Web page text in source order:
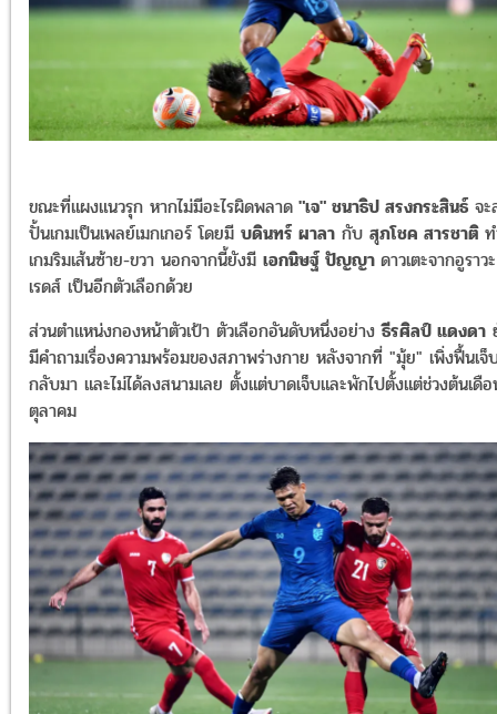
ขณะที่แผงแนวรุก หากไม่มีอะไรผิดพลาด "เจ" ชนาธิป สรงกระสินธ์ จ
ปั้นเกมเป็นเพลย์เมกเกอร์ โดยมี บดินทร์ ผาลา กับ สุภโชค สารชาติ
เกมริมเส้นซ้าย-ขวา นอกจากนี้ยังมี เอกนิษฐ์ ปัญญา ดาวเตะจากอูราวะ
เรดส์ เป็นอีกตัวเลือกด้วย
ส่วนตำแหน่งกองหน้าตัวเป้า ตัวเลือกอันดับหนึ่งอย่างธีรศิลป์ แดงดา
มีคำถามเรื่องความพร้อมของสภาพร่างกาย หลังจากที่ "มุ้ย" เพิ่งฟื้นเจ็
กลับมา และไม่ได้ลงสนามเลย ตั้งแต่บาดเจ็บและพักไปตั้งแต่ช่วงต้นเดื
ตุลาคม